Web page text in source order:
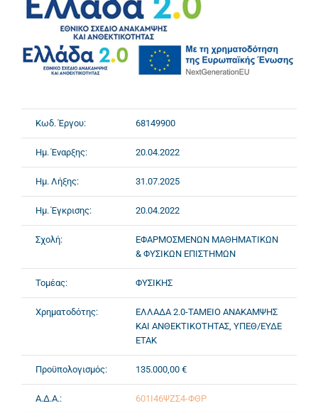
Κωδ. Έργου: 68149900
Ημ. Έναρξης: 20.04.2022
Ημ. Λήξης: 31.07.2025
Ημ. Έγκρισης: 20.04.2022
Σχολή:
ΕΦΑΡΜΟΣΜΕΝΩΝ ΜΑΘΗΜΑΤΙΚΩΝ
& ΦΥΣΙΚΩΝ ΕΠΙΣΤΗΜΩΝ
Τομέας: ΦΥΣΙΚΗΣ
Χρηματοδότης:
ΕΛΛΑΔΑ 2.0-ΤΑΜΕΙΟ ΑΝΑΚΑΜΨΗΣ
ΚΑΙ ΑΝΘΕΚΤΙΚΟΤΗΤΑΣ, ΥΠΕΘ/ΕΥΔΕ
ΕΤΑΚ
Προϋπολογισμός: 135.000,00 €
Α.Δ.Α.: 601Ι46ΨΖΣ4-ΦΘΡ